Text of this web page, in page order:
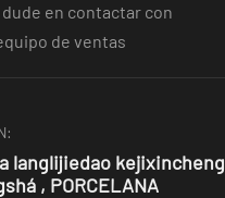
en contactar con
de ventas
langlijiedao kejixincheng
, PORCELANA